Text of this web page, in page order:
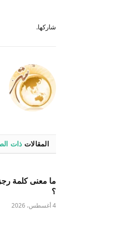
شاركها.
المقالات ذات
ما معنى كلمة
؟
4 أغسطس، 2026